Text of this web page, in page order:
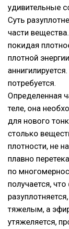
удивительные
Суть
части
покидая
плотной
потребуется.
Определенная
теле, она
для нового
столько
плотности, не
плавно
по
получается,
тяжелым, а
утяжеляется,